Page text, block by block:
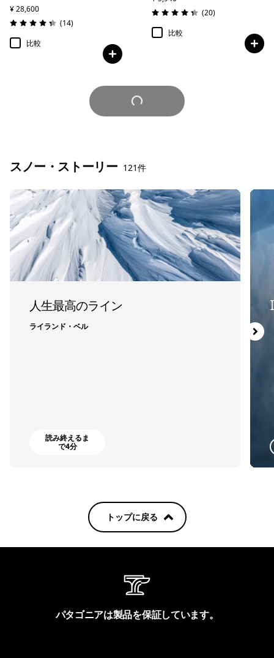
¥ 28,600
評価: 4.4 / 5
(14レビュー
)
比較
評価: 4.3 / 5
(20レビュー
)
比較
さらに見る
スノー・ストーリー 121件
人生最高のライン
ライランド・ベル
読み終えるま
で4分
トップに戻る
パタゴニアは製品を保証しています。